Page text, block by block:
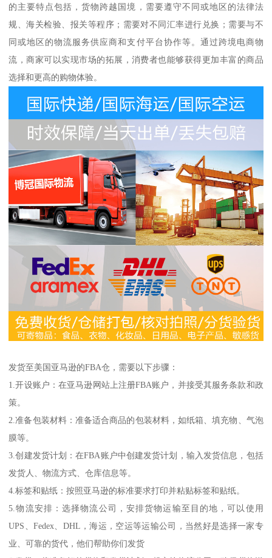
的主要特点包括，货物跨越国境，需要遵守不同或地区的法律法
规、海关检验、报关等程序；需要对不同汇率进行兑换；需要与不
同或地区的物流服务供应商和支付平台协作等。通过跨境电商物
流，商家可以实现市场的拓展，消费者也能够获得更加丰富的商品
选择和更高的购物体验。
发货至美国亚马逊的FBA仓，需要以下步骤：
1.开设账户：在亚马逊网站上注册FBA账户，并接受其服务条款和政
策。
2.准备包装材料：准备适合商品的包装材料，如纸箱、填充物、气泡
膜等。
3.创建发货计划：在FBA账户中创建发货计划，输入发货信息，包括
发货人、物流方式、仓库信息等。
4.标签和贴纸：按照亚马逊的标准要求打印并粘贴标签和贴纸。
5.物流安排：选择物流公司，安排货物运输至目的地，可以使用
UPS、Fedex、DHL，海运，空运等运输公司，当然好是选择一家专
业、可靠的货代，他们帮助你们发货